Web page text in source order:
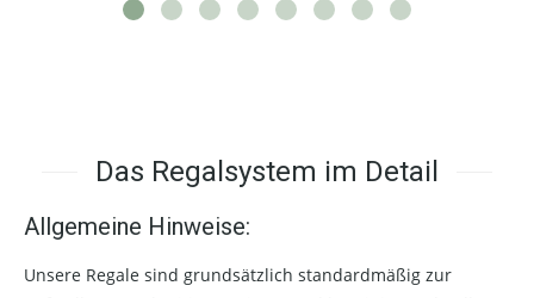
Das Regalsystem im Detail
Allgemeine Hinweise:
Unsere Regale sind grundsätzlich standardmäßig zur